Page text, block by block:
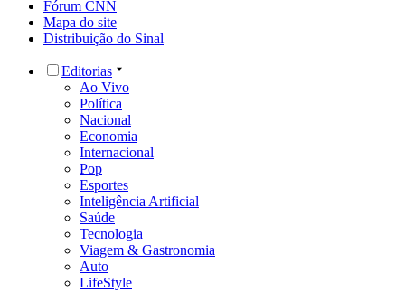
Fórum CNN
Mapa do site
Distribuição do Sinal
Editorias
Ao Vivo
Política
Nacional
Economia
Internacional
Pop
Esportes
Inteligência Artificial
Saúde
Tecnologia
Viagem & Gastronomia
Auto
LifeStyle